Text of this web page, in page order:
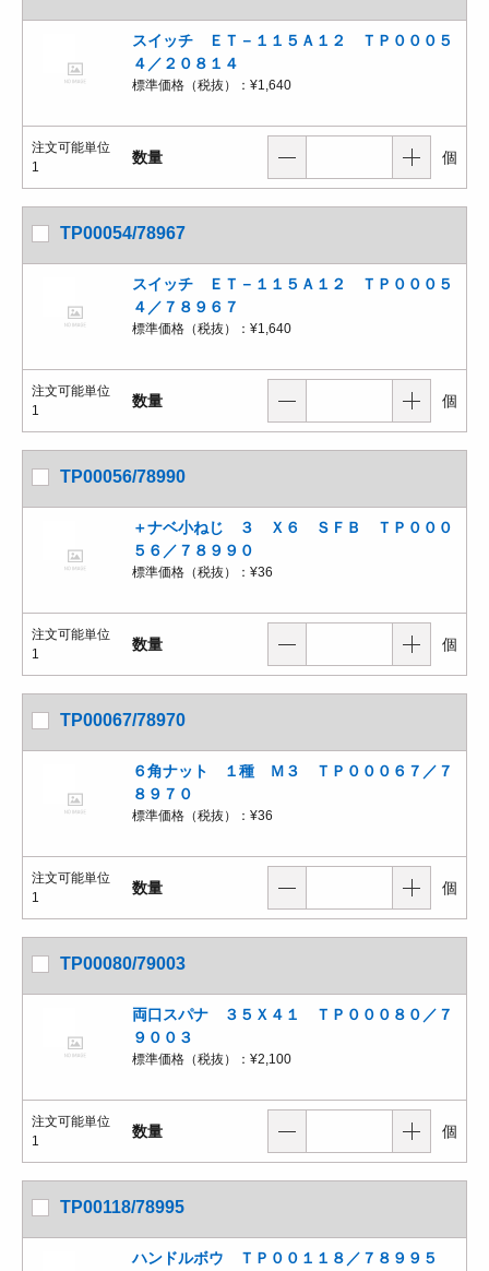
スイッチ ＥＴ－１１５Ａ１２ ＴＰ０００５
４／２０８１４
標準価格（税抜）： ¥1,640
注文可能単位
1
数量 個
TP00054/78967
スイッチ ＥＴ－１１５Ａ１２ ＴＰ０００５
４／７８９６７
標準価格（税抜）： ¥1,640
注文可能単位
1
数量 個
TP00056/78990
＋ナベ小ねじ ３ Ｘ６ ＳＦＢ ＴＰ０００
５６／７８９９０
標準価格（税抜）： ¥36
注文可能単位
1
数量 個
TP00067/78970
６角ナット １種 Ｍ３ ＴＰ０００６７／７
８９７０
標準価格（税抜）： ¥36
注文可能単位
1
数量 個
TP00080/79003
両口スパナ ３５Ｘ４１ ＴＰ０００８０／７
９００３
標準価格（税抜）： ¥2,100
注文可能単位
1
数量 個
TP00118/78995
ハンドルボウ ＴＰ００１１８／７８９９５